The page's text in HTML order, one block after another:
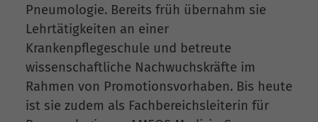
Pneumologie. Bereits früh übernahm sie
Lehrtätigkeiten an einer
Krankenpflegeschule und betreute
wissenschaftliche Nachwuchskräfte im
Rahmen von Promotionsvorhaben. Bis heute
ist sie zudem als Fachbereichsleiterin für